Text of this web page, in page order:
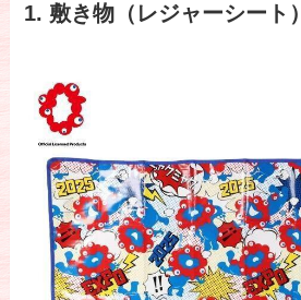
1. 敷き物（レジャーシート）